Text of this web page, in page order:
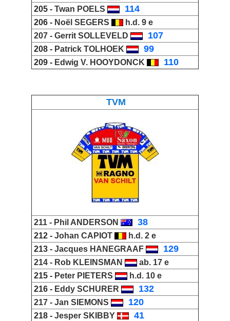
205 - Twan POELS 114
206 - Noël SEGERS
h.d. 9 e
207 - Gerrit SOLLEVELD 107
208 - Patrick TOLHOEK 99
209 - Edwig V. HOOYDONCK 110
TVM
211 - Phil ANDERSON 38
212 - Johan CAPIOT
h.d. 2 e
213 - Jacques HANEGRAAF 129
214 - Rob KLEINSMAN
ab. 17 e
215 - Peter PIETERS
h.d. 10 e
216 - Eddy SCHURER 132
217 - Jan SIEMONS 120
218 - Jesper SKIBBY 41